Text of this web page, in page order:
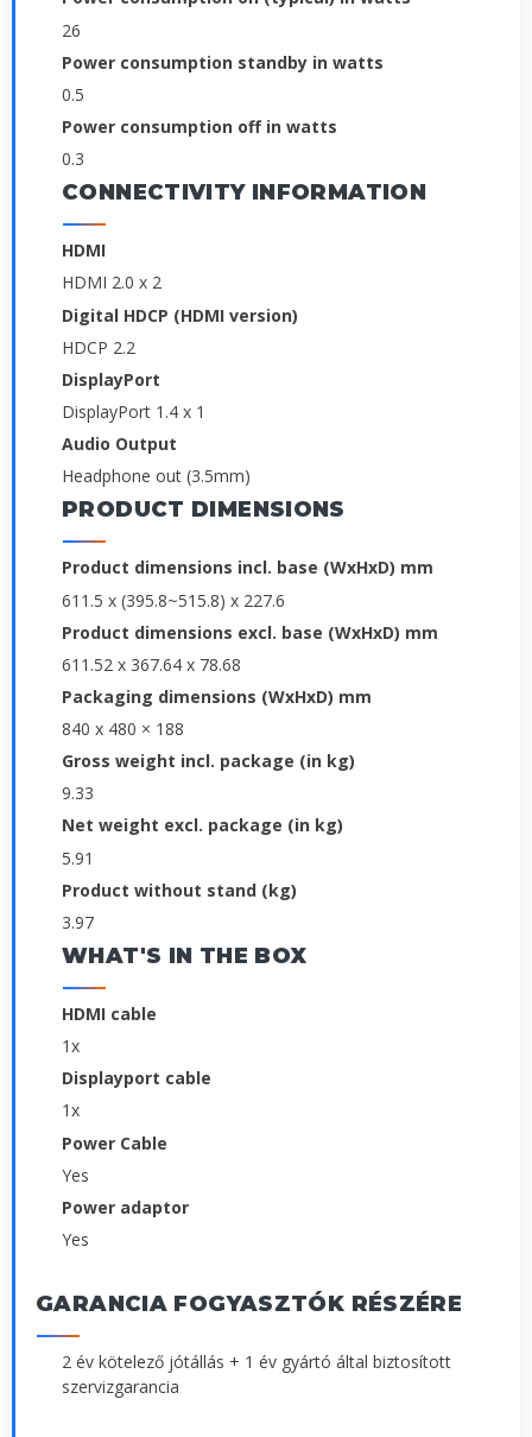
26
Power consumption standby in watts
0.5
Power consumption off in watts
0.3
CONNECTIVITY INFORMATION
HDMI
HDMI 2.0 x 2
Digital HDCP (HDMI version)
HDCP 2.2
DisplayPort
DisplayPort 1.4 x 1
Audio Output
Headphone out (3.5mm)
PRODUCT DIMENSIONS
Product dimensions incl. base (WxHxD) mm
611.5 x (395.8~515.8) x 227.6
Product dimensions excl. base (WxHxD) mm
611.52 x 367.64 x 78.68
Packaging dimensions (WxHxD) mm
840 x 480 × 188
Gross weight incl. package (in kg)
9.33
Net weight excl. package (in kg)
5.91
Product without stand (kg)
3.97
WHAT'S IN THE BOX
HDMI cable
1x
Displayport cable
1x
Power Cable
Yes
Power adaptor
Yes
GARANCIA FOGYASZTÓK RÉSZÉRE
2 év kötelező jótállás + 1 év gyártó által biztosított
szervizgarancia